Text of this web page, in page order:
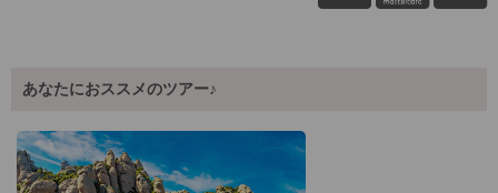
あなたにおススメのツアー♪